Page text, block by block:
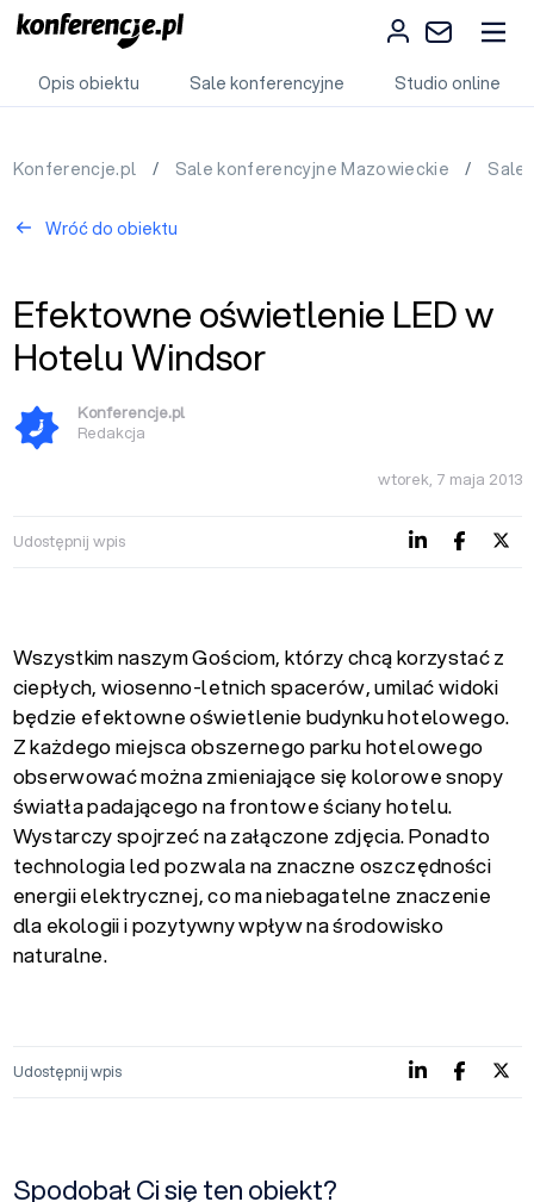
Opis obiektu Sale konferencyjne Studio online
Konferencje.pl / Sale konferencyjne Mazowieckie / Sale
Wróć do obiektu
Efektowne oświetlenie LED w
Hotelu Windsor
Konferencje.pl
Redakcja
wtorek, 7 maja 2013
Udostępnij wpis
Wszystkim naszym Gościom, którzy chcą korzystać z
ciepłych, wiosenno-letnich spacerów, umilać widoki
będzie efektowne oświetlenie budynku hotelowego.
Z każdego miejsca obszernego parku hotelowego
obserwować można zmieniające się kolorowe snopy
światła padającego na frontowe ściany hotelu.
Wystarczy spojrzeć na załączone zdjęcia. Ponadto
technologia led pozwala na znaczne oszczędności
energii elektrycznej, co ma niebagatelne znaczenie
dla ekologii i pozytywny wpływ na środowisko
naturalne.
Udostępnij wpis
Spodobał Ci się ten obiekt?